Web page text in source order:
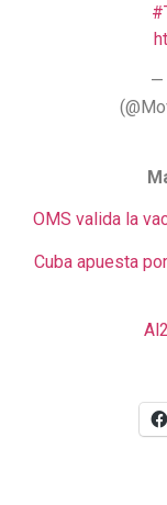
—
OMS valida la
Cuba apuesta